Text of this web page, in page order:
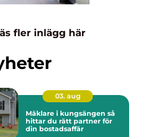
fler inlägg här
03. aug
Mäklare i kungsängen så
hittar du rätt partner för
din bostadsaffär